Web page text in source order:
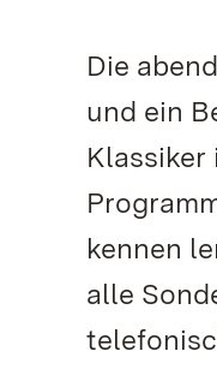
Die
und ein
Klassiker
kennen
alle